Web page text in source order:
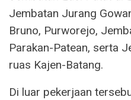
Jembatan Jurang
Bruno, Purworejo,
Parakan-Patean, serta
ruas Kajen-Batang.
Di luar pekerjaan